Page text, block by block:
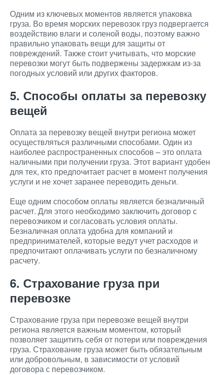
Одним из ключевых моментов является упаковка
груза. Во время морских перевозок груз подвергается
воздействию влаги и соленой воды, поэтому важно
правильно упаковать вещи для защиты от
повреждений. Также стоит учитывать, что морские
перевозки могут быть подвержены задержкам из-за
погодных условий или других факторов.
5. Способы оплаты за перевозку
вещей
Оплата за перевозку вещей внутри региона может
осуществляться различными способами. Один из
наиболее распространенных способов – это оплата
наличными при получении груза. Этот вариант удобен
для тех, кто предпочитает расчет в момент получения
услуги и не хочет заранее переводить деньги.
Еще одним способом оплаты является безналичный
расчет. Для этого необходимо заключить договор с
перевозчиком и согласовать условия оплаты.
Безналичная оплата удобна для компаний и
предпринимателей, которые ведут учет расходов и
предпочитают оплачивать услуги по безналичному
расчету.
6. Страхование груза при
перевозке
Страхование груза при перевозке вещей внутри
региона является важным моментом, который
позволяет защитить себя от потери или повреждения
груза. Страхование груза может быть обязательным
или добровольным, в зависимости от условий
договора с перевозчиком.